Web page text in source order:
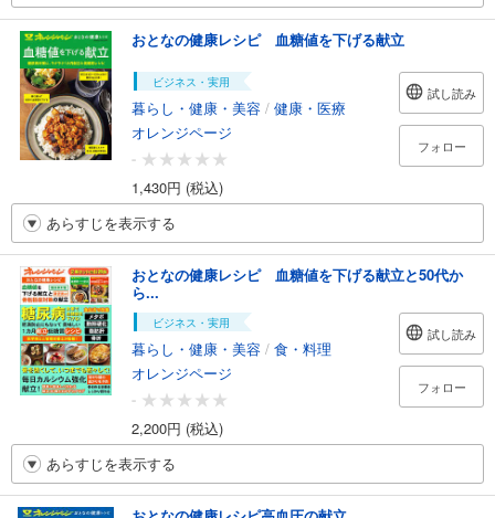
おとなの健康レシピ 血糖値を下げる献立
ビジネス・実用
暮らし・健康・美容 / 健康・医療
オレンジページ
-
1,430円 (税込)
試し読み
フォロー
あらすじを表示する
おとなの健康レシピ 血糖値を下げる献立と50代か
ら...
ビジネス・実用
暮らし・健康・美容 / 食・料理
オレンジページ
-
2,200円 (税込)
試し読み
フォロー
あらすじを表示する